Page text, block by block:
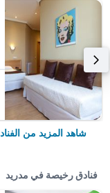
شاهد المزيد من
فنادق رخيصة في مدريد